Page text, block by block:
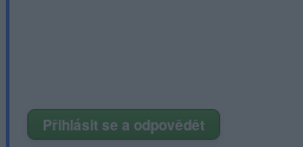
Přihlásit se a odpovědět